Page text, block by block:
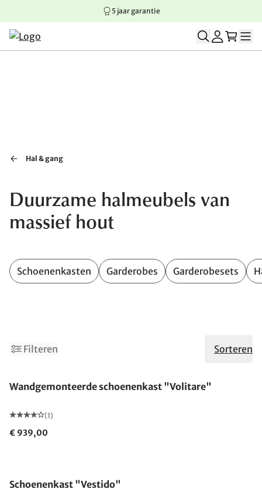
Springen naar hoofdinhoud
Springen naar hoofdnavigatie
Springen naar voettekst
5 jaar garantie
Hal & gang
Duurzame halmeubels van
massief hout
Schoenenkasten Garderobes Garderobesets
Filteren Sorteren
Wandgemonteerde schoenenkast "Volitare"
(1)
€ 939,00
Schoenenkast "Vestido"
1